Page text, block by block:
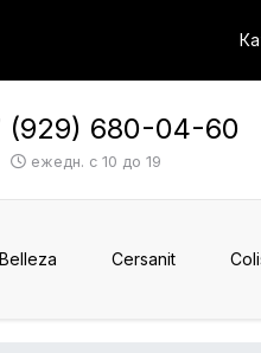
(929) 680-04-60
ежедн. с 10 до 19
Belleza Cersanit